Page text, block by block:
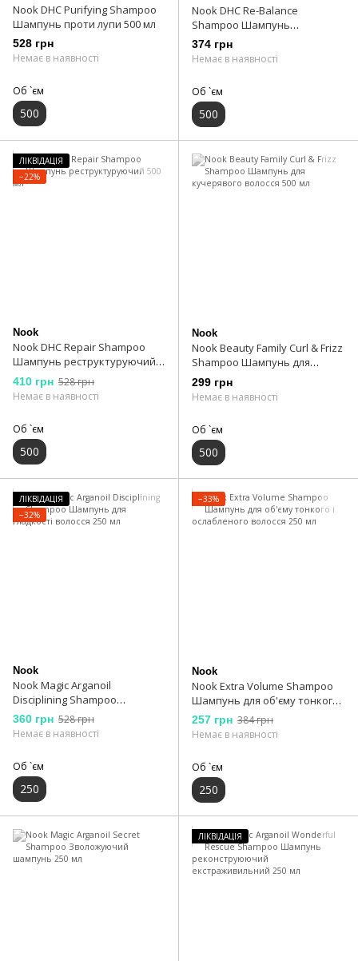
Nook DHC Purifying Shampoo
Шампунь проти лупи 500 мл
528 грн
Немає в наявності
Об `єм
500
Nook DHC Re-Balance
Shampoo Шампунь
себобаланс 500 мл
374 грн
Немає в наявності
Об `єм
500
ЛІКВІДАЦІЯ
−22%
Nook
Nook DHC Repair Shampoo
Шампунь реструктуруючий
500 мл
410 грн 528 грн
Немає в наявності
Об `єм
500
Nook
Nook Beauty Family Curl & Frizz
Shampoo Шампунь для
кучерявого волосся 500 мл
299 грн
Немає в наявності
Об `єм
500
ЛІКВІДАЦІЯ
−32%
Nook
Nook Magic Arganoil
Disciplining Shampoo
Шампунь для гладкості
волосся 250 мл
360 грн 528 грн
Немає в наявності
Об `єм
250
−33%
Nook
Nook Extra Volume Shampoo
Шампунь для об'єму тонкого і
ослабленого волосся 250 мл
257 грн 384 грн
Немає в наявності
Об `єм
250
ЛІКВІДАЦІЯ